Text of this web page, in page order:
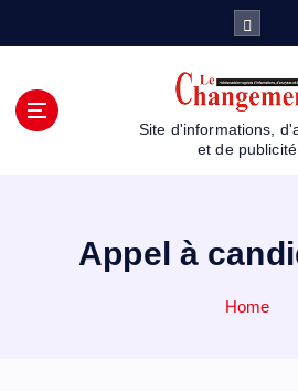
Site d'informations,
et de publicité
Appel à
Home